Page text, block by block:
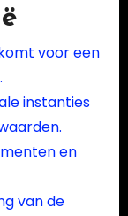
voor een
instanties
en
van de